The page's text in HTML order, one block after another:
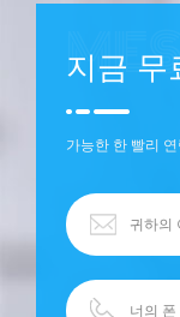
지금 무
가능한 한 빨리